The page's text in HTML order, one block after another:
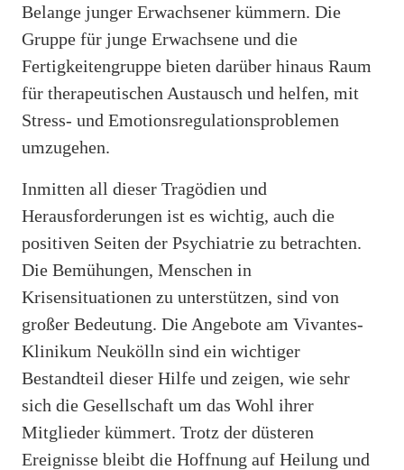
Belange junger Erwachsener kümmern. Die
Gruppe für junge Erwachsene und die
Fertigkeitengruppe bieten darüber hinaus Raum
für therapeutischen Austausch und helfen, mit
Stress- und Emotionsregulationsproblemen
umzugehen.
Inmitten all dieser Tragödien und
Herausforderungen ist es wichtig, auch die
positiven Seiten der Psychiatrie zu betrachten.
Die Bemühungen, Menschen in
Krisensituationen zu unterstützen, sind von
großer Bedeutung. Die Angebote am Vivantes-
Klinikum Neukölln sind ein wichtiger
Bestandteil dieser Hilfe und zeigen, wie sehr
sich die Gesellschaft um das Wohl ihrer
Mitglieder kümmert. Trotz der düsteren
Ereignisse bleibt die Hoffnung auf Heilung und